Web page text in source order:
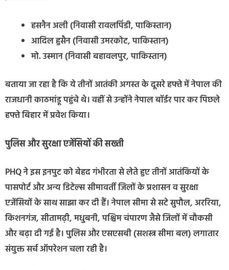
हसनैन अली (निवासी रावलपिंडी, पाकिस्तान)
आदिल हुसैन (निवासी उमरकोट, पाकिस्तान)
मो. उस्मान (निवासी बहावलपुर, पाकिस्तान)
बताया जा रहा है कि ये तीनों आतंकी अगस्त के दूसरे हफ्ते में नेपाल की
राजधानी काठमांडू पहुंचे थे। वहीं से उन्होंने नेपाल बॉर्डर पार कर पिछले
हफ्ते बिहार में प्रवेश किया।
पुलिस और सुरक्षा एजेंसियों की सख्ती
PHQ ने इस इनपुट को बेहद गंभीरता से लेते हुए तीनों आतंकियों के
पासपोर्ट और अन्य डिटेल्स सीमावर्ती जिलों के प्रशासन व सुरक्षा
एजेंसियों के साथ साझा कर दी हैं। नेपाल सीमा से सटे सुपौल, अररिया,
किशनगंज, सीतामढ़ी, मधुबनी, पश्चिम चंपारण जैसे जिलों में चौकसी
और बढ़ा दी गई है। पुलिस और एसएसबी (सशस्त्र सीमा बल) लगातार
संयुक्त सर्च ऑपरेशन चला रही है।